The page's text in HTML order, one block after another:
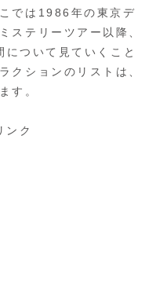
では1986年の東京デ
ステリーツアー以降、
ついて見ていくこと
クションのリストは、
す。
ンク